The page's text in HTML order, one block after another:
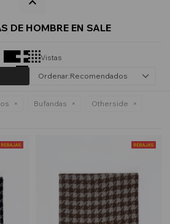
DE HOMBRE EN SALE
Vistas
Recomendados
Bufandas
Otherside